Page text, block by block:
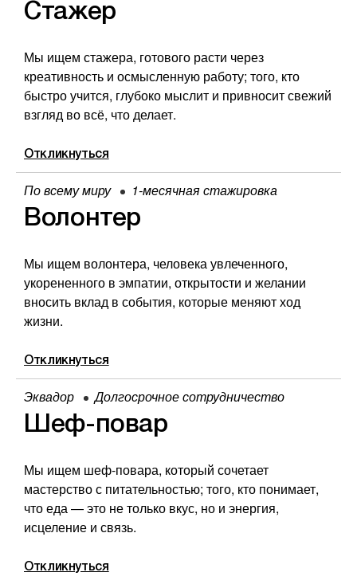
Стажер
Мы ищем стажера, готового расти через
креативность и осмысленную работу; того, кто
быстро учится, глубоко мыслит и привносит свежий
взгляд во всё, что делает.
Откликнуться
По всему миру 1-месячная стажировка
Волонтер
Мы ищем волонтера, человека увлеченного,
укорененного в эмпатии, открытости и желании
вносить вклад в события, которые меняют ход
жизни.
Откликнуться
Эквадор Долгосрочное сотрудничество
Шеф-повар
Мы ищем шеф-повара, который сочетает
мастерство с питательностью; того, кто понимает,
что еда — это не только вкус, но и энергия,
исцеление и связь.
Откликнуться